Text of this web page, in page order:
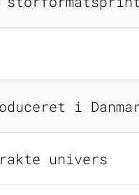
i
univers